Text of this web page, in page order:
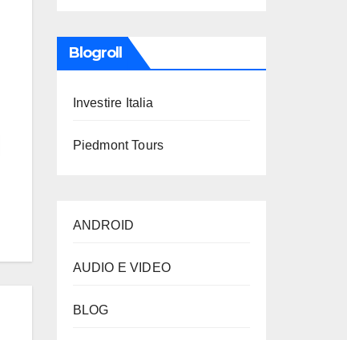
Blogroll
Investire Italia
Piedmont Tours
ANDROID
AUDIO E VIDEO
BLOG